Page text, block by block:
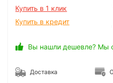
Купить в 1 клик
Купить в кредит
Вы нашли дешевле? Мы
Доставка